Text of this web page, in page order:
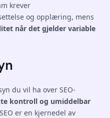
krever
og opplæring, mens
når det gjelder variable
du vil ha over SEO-
kontroll og umiddelbar
er en kjernedel av